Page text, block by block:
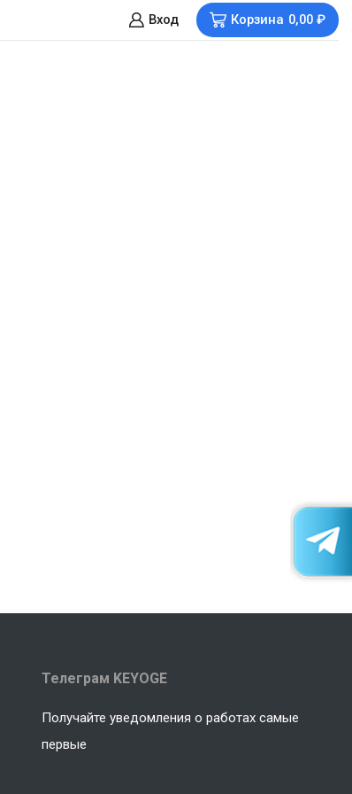
Вход Корзина 0,00 ₽
Телеграм KEYOGE
Получайте уведомления о работах самые
первые